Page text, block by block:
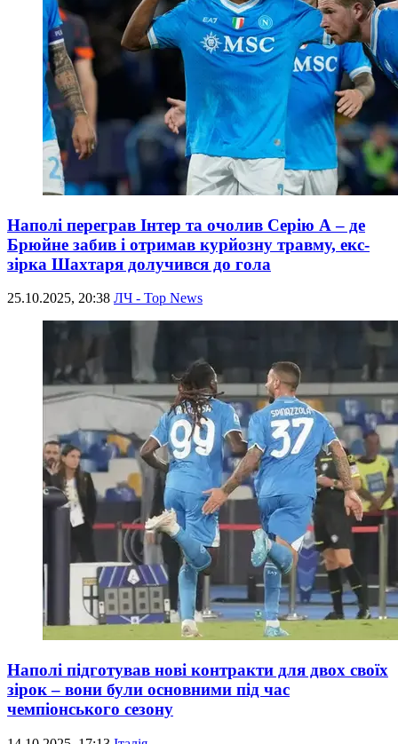
Наполі переграв Інтер та очолив Серію А – де
Брюйне забив і отримав курйозну травму, екс-
зірка Шахтаря долучився до гола
25.10.2025, 20:38 ЛЧ - Top News
Наполі підготував нові контракти для двох своїх
зірок – вони були основними під час
чемпіонського сезону